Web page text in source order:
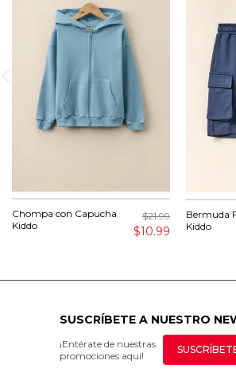
Chompa con Capucha
Kiddo
$21.99
$10.99
Bermuda
Kiddo
SUSCRÍBETE A NUESTRO
¡Entérate de nuestras
promociones aquí!